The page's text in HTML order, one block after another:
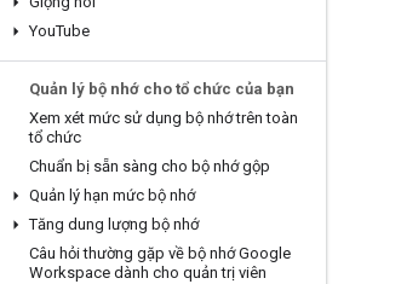
YouTube
Quản lý bộ nhớ cho tổ chức của bạn
Xem xét mức sử dụng bộ nhớ trên toàn
tổ chức
Chuẩn bị sẵn sàng cho bộ nhớ gộp
Quản lý hạn mức bộ nhớ
Tăng dung lượng bộ nhớ
Câu hỏi thường gặp về bộ nhớ Google
Workspace dành cho quản trị viên